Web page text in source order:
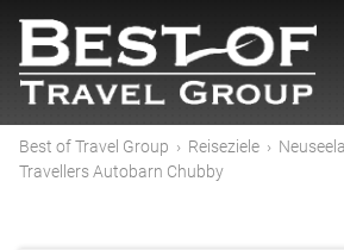
Best of Travel Group › Reiseziele ›
Travellers Autobarn Chubby